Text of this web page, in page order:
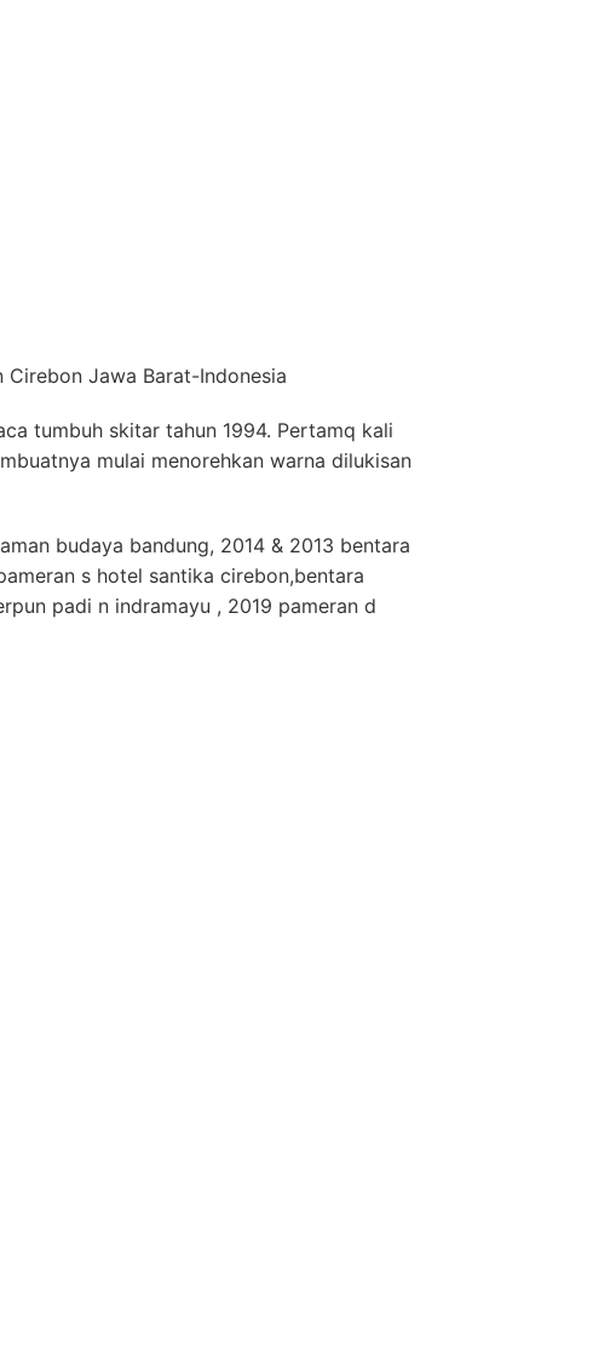
Cirebon Jawa Barat-Indonesia
tumbuh skitar tahun 1994. Pertamq kali
mulai menorehkan warna dilukisan
budaya bandung, 2014 & 2013 bentara
s hotel santika cirebon,bentara
padi n indramayu , 2019 pameran d